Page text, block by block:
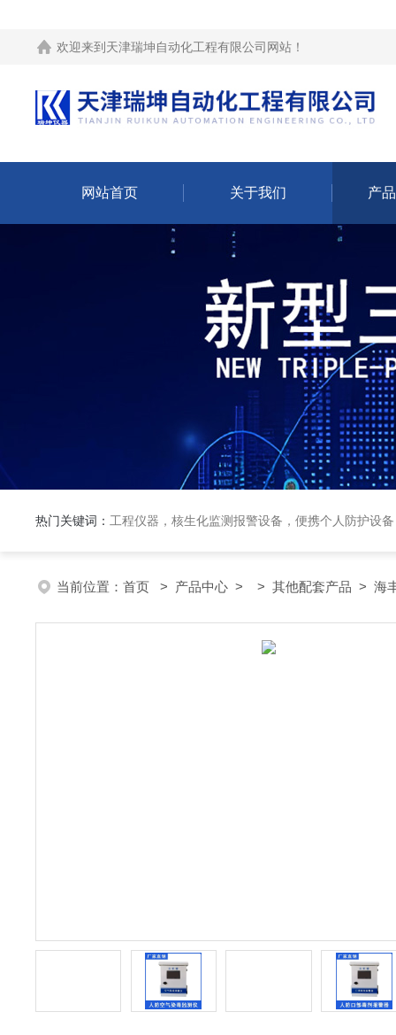
欢迎来到 天津瑞坤自动化工程有限公司网站 ！
网站首页 关于我们 产
热门关键词： 工程仪器，核生化监测报警设备，便携个人防护设
当前位置： 首页 > 产品中心 > > 其他配套产品 > 海